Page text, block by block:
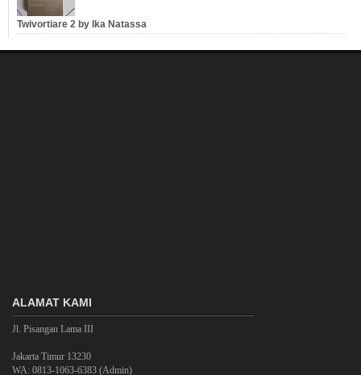
Twivortiare 2 by Ika Natassa
ALAMAT KAMI
Jl. Pisangan Lama III
Jakarta Timur 13230
WA: 0813-1063-6383 (Admin)